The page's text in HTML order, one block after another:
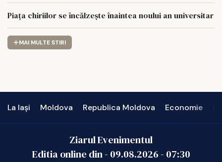
Piața chiriilor se încălzește înaintea noului an universitar
MAI MULTE STIRI
La Iași Moldova Republica Moldova Economie
Ziarul Evenimentul
Editia online din - 09.08.2026- 07:30